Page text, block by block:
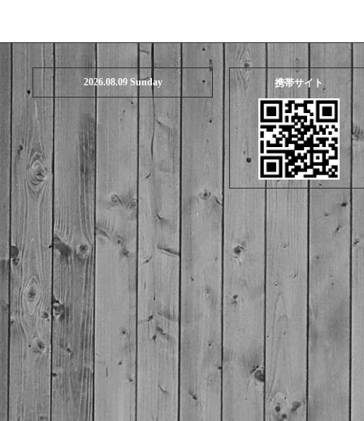
2026.08.09 Sunday 携帯サイト